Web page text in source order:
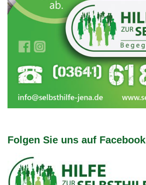
Folgen Sie uns auf Facebook